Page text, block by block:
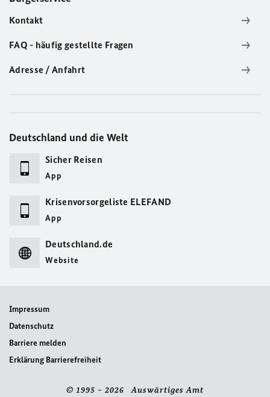
Kontakt
FAQ - häufig gestellte Fragen
Adresse / Anfahrt
Deutschland und die Welt
Sicher Reisen
App
Krisenvorsorgeliste ELEFAND
App
Deutschland.de
Website
Impressum
Datenschutz
Barriere melden
Erklärung Barrierefreiheit
© 1995 – 2026 Auswärtiges Amt